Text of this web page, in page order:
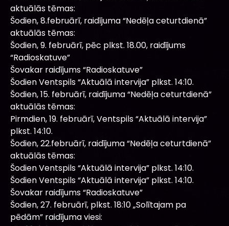
aktuālās tēmas:
Šodien, 8.februārī, raidījuma “Nedēļa ceturtdienā”
aktuālās tēmas:
Šodien, 9. februārī, pēc plkst. 18.00, raidījums
“Radioskatuve”
Šovakar raidījums “Radioskatuve”
Šodien Ventspils “Aktuālā intervija” plkst. 14:10.
Šodien, 15. februārī, raidījuma “Nedēļa ceturtdienā”
aktuālās tēmas:
Pirmdien, 19. februārī, Ventspils “Aktuālā intervija”
plkst. 14:10.
Šodien, 22.februārī, raidījuma “Nedēļa ceturtdienā”
aktuālās tēmas:
Šodien Ventspils “Aktuālā intervija” plkst. 14:10.
Šodien Ventspils “Aktuālā intervija” plkst. 14:10.
Šovakar raidījums “Radioskatuve”
Šodien, 27. februārī, plkst. 18:10 „Solītajam pa
pēdām” raidījuma viesi: